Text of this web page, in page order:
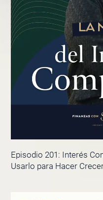
Episodio 201: Interés
Usarlo para Hacer